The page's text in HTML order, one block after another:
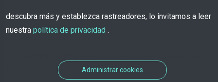
reservados a TROOV
descubra más y establezca rastreadores, lo invitamos a leer
nuestra política de privacidad .
Administrar cookies